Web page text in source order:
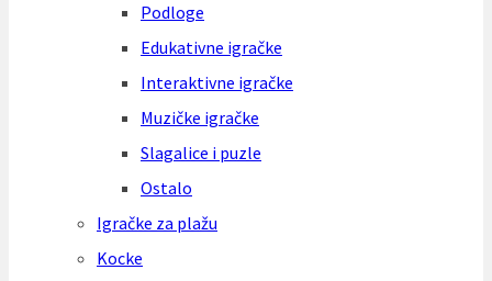
Podloge
Edukativne igračke
Interaktivne igračke
Muzičke igračke
Slagalice i puzle
Ostalo
Igračke za plažu
Kocke